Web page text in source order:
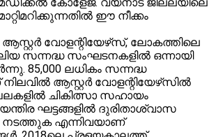
ഈ നീക്കം
ആസ്റ്റർ വോളന്റിയേഴ്‌സ്, ലോകത്തിലെ
സന്നദ്ധ സംഘടനകളിൽ ഒന്നായി
85,000 ലധികം സന്നദ്ധ
ആസ്റ്റർ വോളന്റിയേഴ്‌സിൽ
ചികിത്സാ സഹായം
ഘട്ടങ്ങളിൽ ദുരിതാശ്വാസ
എന്നിവയാണ്